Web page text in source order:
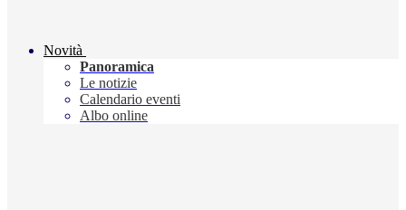
Novità
Panoramica
Le notizie
Calendario eventi
Albo online